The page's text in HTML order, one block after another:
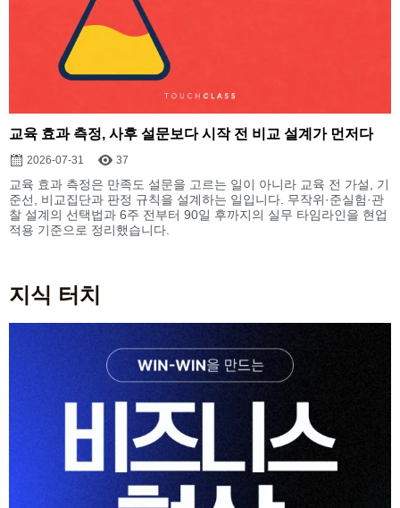
교육 효과 측정, 사후 설문보다 시작 전 비교 설계가 먼저다
2026-07-31 37
교육 효과 측정은 만족도 설문을 고르는 일이 아니라 교육 전 가설, 기
준선, 비교집단과 판정 규칙을 설계하는 일입니다. 무작위·준실험·관
찰 설계의 선택법과 6주 전부터 90일 후까지의 실무 타임라인을 현업
적용 기준으로 정리했습니다.
지식 터치